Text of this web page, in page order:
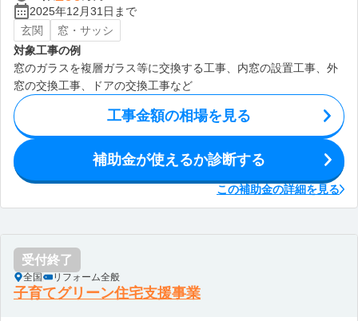
2025年12月31日まで
玄関
窓・サッシ
対象工事の例
窓のガラスを複層ガラス等に交換する工事、内窓の設置工事、外
窓の交換工事、ドアの交換工事など
工事金額の相場を見る
補助金が使えるか診断する
この補助金の詳細を見る
受付終了
全国 リフォーム全般
子育てグリーン住宅支援事業